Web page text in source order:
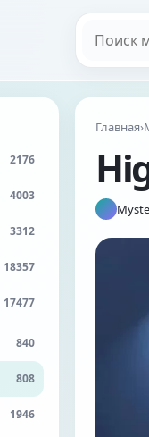
2176
4003
3312
18357
17477
840
808
1946
Главная›